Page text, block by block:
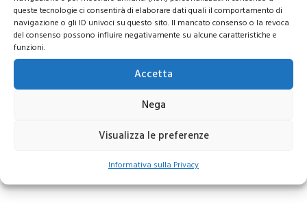
queste tecnologie ci consentirà di elaborare dati quali il comportamento di
navigazione o gli ID univoci su questo sito. Il mancato consenso o la revoca
del consenso possono influire negativamente su alcune caratteristiche e
funzioni.
Accetta
Nega
Visualizza le preferenze
Informativa sulla Privacy